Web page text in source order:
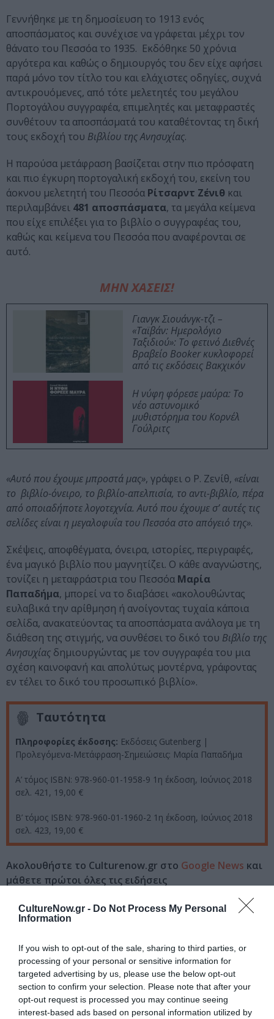
CultureNow.gr - Do Not Process My Personal
Information
If you wish to opt-out of the sale, sharing to third parties, or
processing of your personal or sensitive information for
targeted advertising by us, please use the below opt-out
section to confirm your selection. Please note that after your
opt-out request is processed you may continue seeing
interest-based ads based on personal information utilized by
Γεννήθηκε με τη δημοσίευση το 1913 ενός
αποσπάσματος και συνέχισε να γράφεται μέχρι τον
θάνατο του Πεσσόα το 1935. Εκδόθηκε 50 χρόνια
αργότερα και καθώς ο δημιουργός του δεν είχε αφήσει
παρά μόνο τον τίτλο του και ελάχιστες οδηγίες, συχνά
αντικρουόμενες, από τότε μελετητές του μεγάλου
Πορτογάλου συγγραφέα, επιμελητές και μεταφραστές
συνθέτουν τα αποσπάσματά του καταθέτοντας τη δική
τους εκδοχή του Βιβλίου της Ανησυχίας.
Η παρούσα μετάφραση βασίζεται στην πιο πρόσφατη
και πιο έγκυρη πορτογαλική εκδοχή του, εκείνη του
άοκνου μελετητή του Πεσσόα Ρίτσαρντ Ζένιθ και
περιλαμβάνει 481 αποσπάσματα, τα μεγάλα κείμενα
που είχε επιλέξει για το βιβλίο ο συγγραφέας του,
καθώς και κείμενα του Πεσσόα που αναφέρονται σε
αυτό.
ΜΗΝ ΧΑΣΕΙΣ!
Γιανγκ Σιουάνγκ-τζι –
«Ταϊβάν: Ημερολόγιο
Ταξιδιού»: Το φετινό Διεθνές
Βραβείο Booker κυκλοφορεί
από τις εκδόσεις Βακχικόν
Η νύφη φόρεσε μαύρα: Το
νέο αστυνομικό
μυθιστόρημα του Κορνέλ
Γούλριτς
«Αυτό που έχουμε μπροστά μας», γράφει ο Ρ. Ζενίθ, «είναι
το βιβλίο-όνειρο, το βιβλίο-απελπισία, το αντι-βιβλίο, πέρα
από οποιαδήποτε λογοτεχνία. Αυτό που έχουμε σ’ αυτές τις
σελίδες είναι η μεγαλοφυΐα του Πεσσόα στο απόγειό της».
Σκέψεις, αποφθέγματα, όνειρα, ιστορίες, περιγραφές,
ένα μαγικό βιβλίο που μαγνητίζει. Ο κάθε αναγνώστης,
τονίζει η μεταφράστρια του Πεσσόα Μαρία
Παπαδήμα, μπορεί να το διαβάσει «ακολουθώντας
ευλαβικά την αρίθμηση ή ανοίγοντας τυχαία κάποια
σελίδα, ανακατεύοντας τα αποσπάσματα ανάλογα με τη
διάθεση της στιγμής, να συνθέσει το δικό του Βιβλίο της
Ανησυχίας δημιουργώντας με τον συγγραφέα του μια
σχέση καινοφανή και απολύτως μοντέρνα, γράφοντας
εν τέλει το δικό του προσωπικό βιβλίο».
Ταυτότητα
Πληροφορίες έκδοσης: Εκδόσεις Gutenberg |
Προλεγόμενα-Μετάφραση-Σημειώσεις: Μαρία Παπαδήμα
Α’ τόμος ISBN: 978-960-01-1958-9 1η έκδοση, Ιούνιος 2018
σελ. 421, 19,00 €
Β’ τόμος ISBN: 978-960-01-1960-2 1η έκδοση, Ιούνιος 2018
σελ. 423, 19,00 €
Ακολουθήστε το Culturenow.gr στο Google News και
μάθετε πρώτοι όλες τις ειδήσεις
Δείτε όλα τατελευταία νέαγια την Τέχνη και τον
Πολιτισμό στο
Νέοι Διαγωνισμοί❯
Tags
ΕΚΔΟΣΕΙΣ GUTENBERG ΠΕΖΟΓΡΑΦΙΑ